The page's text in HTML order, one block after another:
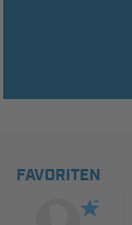
FAVORITEN